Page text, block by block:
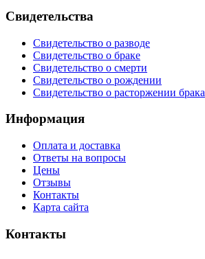
Свидетельства
Свидетельство о разводе
Свидетельство о браке
Свидетельство о смерти
Свидетельство о рождении
Свидетельство о расторжении брака
Информация
Оплата и доставка
Ответы на вопросы
Цены
Отзывы
Контакты
Карта сайта
Контакты